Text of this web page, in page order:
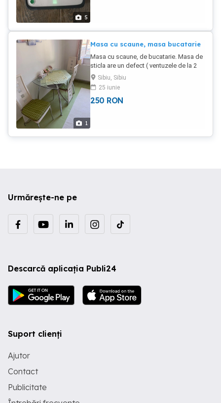
5
1
Masa cu scaune, masa bucatarie
Masa cu scaune, de bucatarie. Masa de
sticla are un defect ( ventuzele de la 2
picioare sau dezlipit de pe blatu de
sticla), scaunele au mici crapaturi la
spatare, in rest este totul OK. Pentru mai
multe detalii ma puteti contacta. Sunt 4
Sibiu, Sibiu
25 iunie
250 RON
Urmărește-ne pe
Descarcă aplicația Publi24
Suport clienți
Ajutor
Contact
Publicitate